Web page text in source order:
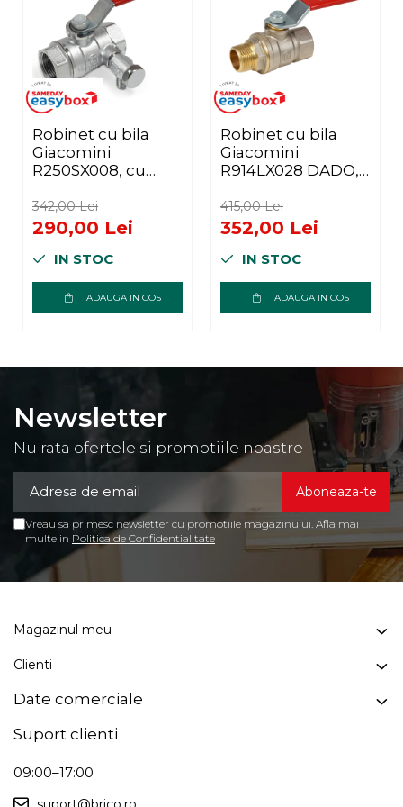
Robinet cu bila
Giacomini
R250SX008, cu
interior, pentru
instalatii
incalzire/racire
342,00 Lei
290,00 Lei
IN STOC
ADAUGA IN COS
Robinet cu bila
Giacomini
R914LX028 DADO,
exterior, diametru
2”, alama
nichelata, trecere
totala, maner
metalic rosu
415,00 Lei
352,00 Lei
IN STOC
ADAUGA IN COS
Newsletter
Nu rata ofertele si promotiile noastre
Vreau sa primesc newsletter cu promotiile magazinului. Afla mai
multe in Politica de Confidentialitate
Magazinul meu
Clienti
Date comerciale
Suport clienti
09:00–17:00